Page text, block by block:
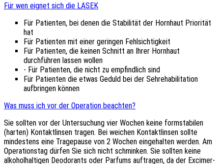
Für wen eignet sich die LASEK
Für Patienten, bei denen die Stabilität der Hornhaut Priorität
hat
Für Patienten mit einer geringen Fehlsichtigkeit
Für Patienten, die keinen Schnitt an Ihrer Hornhaut
durchführen lassen wollen
- Für Patienten, die nicht zu empfindlich sind
Für Patienten die etwas Geduld bei der Sehrehabilitation
aufbringen können
Was muss ich vor der Operation beachten?
Sie sollten vor der Untersuchung vier Wochen keine formstabilen
(harten) Kontaktlinsen tragen. Bei weichen Kontaktlinsen sollte
mindestens eine Tragepause von 2 Wochen eingehalten werden. Am
Operationstag dürfen Sie sich nicht schminken. Sie sollten keine
alkoholhaltigen Deodorants oder Parfums auftragen, da der Excimer-